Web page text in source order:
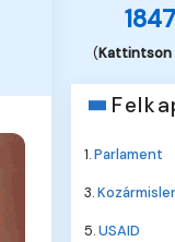
(Kattintson
1.Parlament
3.
5.USAID